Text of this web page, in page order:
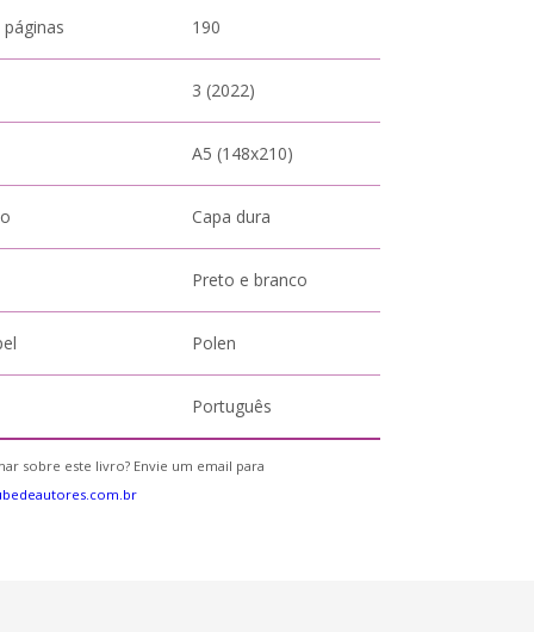
190
3 (2022)
A5 (148x210)
Capa dura
Preto e branco
Polen
Português
sobre este livro? Envie um email para